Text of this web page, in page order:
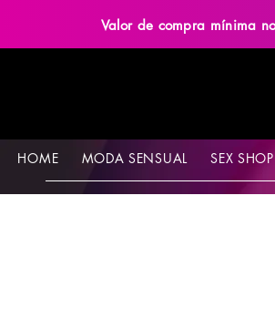
Valor de compra mínima
HOME MODA SENSUAL SEX SHOP